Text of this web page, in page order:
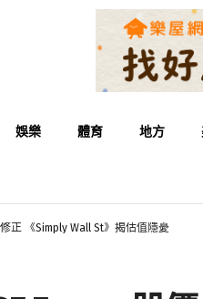
娛樂 體育 地方
正 《Simply Wall St》揭估值隱憂